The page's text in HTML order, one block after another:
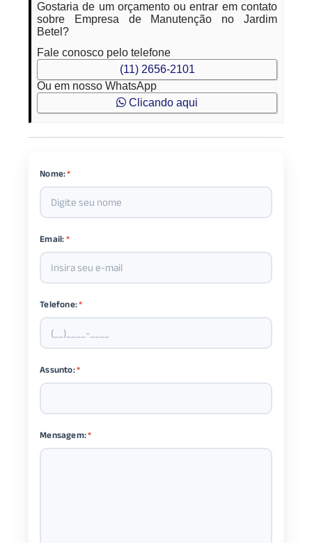
Gostaria de um orçamento ou entrar em contato
sobre Empresa de Manutenção no Jardim
Betel?
Fale conosco pelo telefone
(11) 2656-2101
Ou em nosso WhatsApp
Clicando aqui
Nome:*
Email:*
Telefone:*
Assunto:*
Mensagem:*